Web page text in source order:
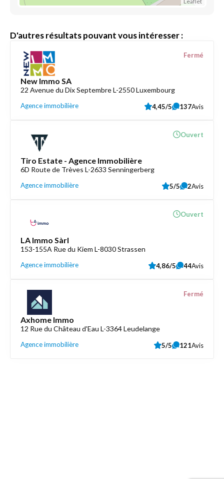
D'autres résultats pouvant vous intéresser :
New Immo SA
22 Avenue du Dix Septembre L-2550 Luxembourg
Agence immobilière
Fermé
4,45/5 137Avis
Tiro Estate - Agence Immobilière
6D Route de Trèves L-2633 Senningerberg
Agence immobilière
Ouvert
5/5 2Avis
LA Immo Sàrl
153-155A Rue du Kiem L-8030 Strassen
Agence immobilière
Ouvert
4,86/5 44Avis
Axhome Immo
12 Rue du Château d'Eau L-3364 Leudelange
Agence immobilière
Fermé
5/5 121Avis